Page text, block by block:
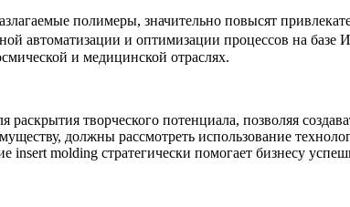
полимеры, значительно повысят
автоматизации и оптимизации процессов на
и медицинской отраслях.
творческого потенциала, позволяя
должны рассмотреть использование
molding стратегически помогает бизнесу